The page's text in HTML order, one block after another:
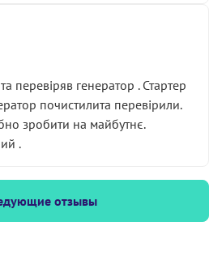
перевіряв генератор . Стартер
почистилита перевірили.
зробити на майбутнє.
.
отзывы